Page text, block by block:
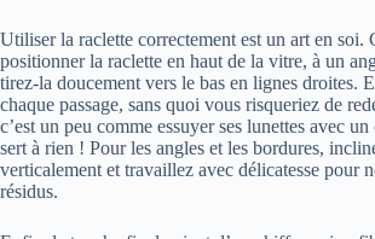
Utiliser la raclette correctement est un art en soi.
positionner la raclette en haut de la vitre, à un
tirez-la doucement vers le bas en lignes droites.
chaque passage, sans quoi vous risqueriez de
c’est un peu comme essuyer ses lunettes avec
sert à rien ! Pour les angles et les bordures,
verticalement et travaillez avec délicatesse pour
résidus.